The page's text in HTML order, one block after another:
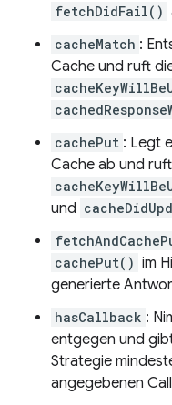
fetchDidFail()
cacheMatch :
Cache und ruft
cachePut : Legt
Cache ab und
und
cachePut() im
generierte
hasCallback :
entgegen und
Strategie
angegebenen